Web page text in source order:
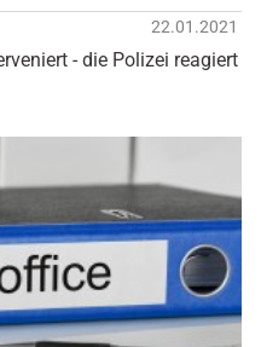
22.01.2021
- die Polizei reagiert